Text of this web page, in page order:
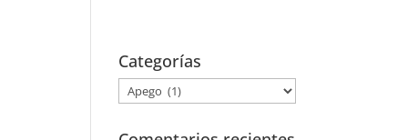
Tarifas Contacto
Categorías
Categorías